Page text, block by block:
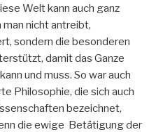
Welt kann auch ganz
nicht antreibt,
sondern die besonderen
damit das Ganze
und muss. So war auch
Philosophie, die sich auch
bezeichnet,
die ewige Betätigung der